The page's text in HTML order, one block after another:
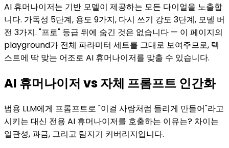
AI 휴머나이저는 기반 모델이 제공하는 모든 다이얼을 노출합
니다. 가독성 5단계, 용도 9가지, 다시 쓰기 강도 3단계, 모델 버
전 3가지. "프로" 등급 뒤에 숨긴 것은 없습니다 — 이 페이지의
playground가 전체 파라미터 세트를 그대로 보여주므로, 텍
스트에 딱 맞는 어조로 AI 휴머나이저를 맞출 수 있습니다.
AI 휴머나이저 vs 자체 프롬프트 인간화
범용 LLM에게 프롬프트로 "이걸 사람처럼 들리게 만들어"라고
시키는 대신 전용 AI 휴머나이저를 호출하는 이유는? 차이는
일관성, 과금, 그리고 탐지기 커버리지입니다.